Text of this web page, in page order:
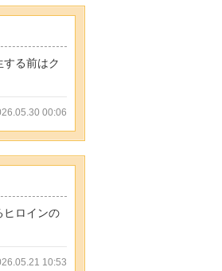
る前はク
00:06
ヒロインの
10:53